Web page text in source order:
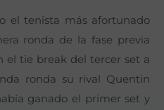
el tenista más afortunado
ronda de la fase previa
el tie break del tercer set a
ronda su rival Quentin
ganado el primer set y